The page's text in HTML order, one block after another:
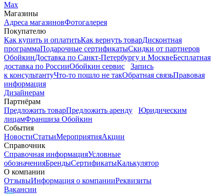
Max
Магазины
Адреса магазиновФотогалерея
Покупателю
Как купить и оплатитьКак вернуть товарДисконтная
программаПодарочные сертификатыСкидки от партнеров
ОбойкинДоставка по Санкт-Петербургу и МосквеБесплатная
доставка по РоссииОбойкин сервис
Запись
к консультантуЧто-то пошло не такОбратная связьПравовая
информация
Дизайнерам
Партнёрам
Предложить товарПредложить аренду
Юридическим
лицамФраншиза Обойкин
События
НовостиСтатьиМероприятияАкции
Справочник
Справочная информацияУсловные
обозначенияБрендыСертификатыКалькулятор
О компании
ОтзывыИнформация о компанииРеквизиты
Вакансии